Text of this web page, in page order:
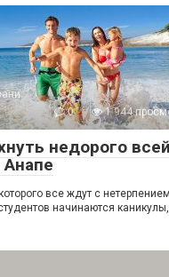
0
1 944
недорого всей
все ждут с
начинаются каникулы,